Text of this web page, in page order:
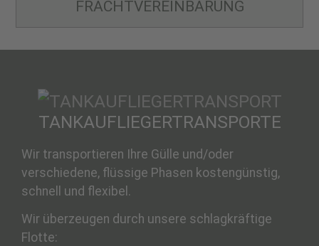
FRACHT­VEREINBARUNG
TANKAUFLIEGER­TRANSPORTE
Wir transportieren Ihre Gülle und/oder
verschiedene, flüssige Phasen kostengünstig,
schnell und flexibel.
Wir überzeugen durch unsere schlagkräftige
Flotte: